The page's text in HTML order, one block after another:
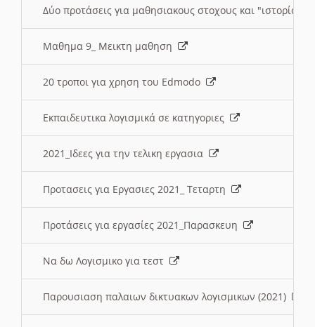
Δύο προτάσεις για μαθησιακους στοχους και "ιστορία"
Μαθημα 9_ Μεικτη μαθηση
20 τροποι για χρηση του Edmodo
Εκπαιδευτικα λογισμικά σε κατηγοριες
2021_Ιδεες για την τελικη εργασια
Προτασεις για Εργασιες 2021_ Τεταρτη
Προτάσεις για εργασίες 2021_Παρασκευη
Να δω Λογισμικο για τεστ
Παρουσιαση παλαιων δικτυακων λογισμικων (2021)